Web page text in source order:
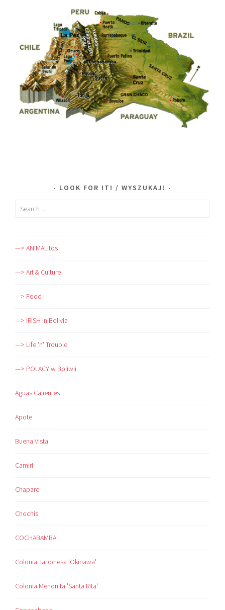
LOOK FOR IT! / WYSZUKAJ!
Search
—> ANIMALitos
—> Art & Culture
—> Food
—> IRISH in Bolivia
—> Life 'n' Trouble
—> POLACY w Boliwii
Aguas Calientes
Apote
Buena Vista
Camiri
Chapare
Chochis
COCHABAMBA
Colonia Japonesa 'Okinawa'
Colonia Menonita 'Santa Rita'